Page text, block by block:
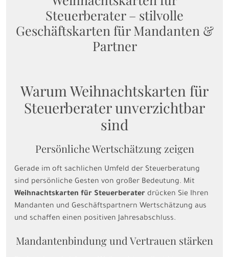
Steuerberater – stilvolle
Geschäftskarten für Mandanten &
Partner
Warum Weihnachtskarten für
Steuerberater unverzichtbar
sind
Persönliche Wertschätzung zeigen
Gerade im oft sachlichen Umfeld der Steuerberatung
sind persönliche Gesten von großer Bedeutung. Mit
Weihnachtskarten für Steuerberater drücken Sie Ihren
Mandanten und Geschäftspartnern Wertschätzung aus
und schaffen einen positiven Jahresabschluss.
Mandantenbindung und Vertrauen stärken